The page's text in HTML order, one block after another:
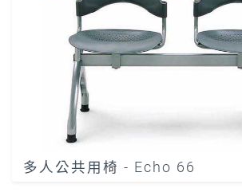
多人公共用椅 - Echo 66